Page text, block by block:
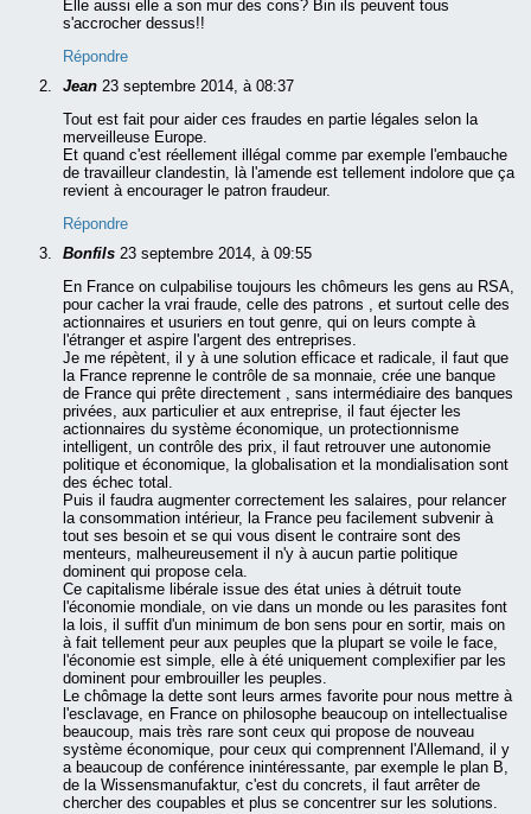
Elle aussi elle a son mur des cons? Bin ils peuvent tous
s'accrocher dessus!!
Répondre
Jean 23 septembre 2014, à 08:37
Tout est fait pour aider ces fraudes en partie légales selon la
merveilleuse Europe.
Et quand c'est réellement illégal comme par exemple l'embauche
de travailleur clandestin, là l'amende est tellement indolore que ça
revient à encourager le patron fraudeur.
Répondre
Bonfils 23 septembre 2014, à 09:55
En France on culpabilise toujours les chômeurs les gens au RSA,
pour cacher la vrai fraude, celle des patrons , et surtout celle des
actionnaires et usuriers en tout genre, qui on leurs compte à
l'étranger et aspire l'argent des entreprises.
Je me répètent, il y à une solution efficace et radicale, il faut que
la France reprenne le contrôle de sa monnaie, crée une banque
de France qui prête directement , sans intermédiaire des banques
privées, aux particulier et aux entreprise, il faut éjecter les
actionnaires du système économique, un protectionnisme
intelligent, un contrôle des prix, il faut retrouver une autonomie
politique et économique, la globalisation et la mondialisation sont
des échec total.
Puis il faudra augmenter correctement les salaires, pour relancer
la consommation intérieur, la France peu facilement subvenir à
tout ses besoin et se qui vous disent le contraire sont des
menteurs, malheureusement il n'y à aucun partie politique
dominent qui propose cela.
Ce capitalisme libérale issue des état unies à détruit toute
l'économie mondiale, on vie dans un monde ou les parasites font
la lois, il suffit d'un minimum de bon sens pour en sortir, mais on
à fait tellement peur aux peuples que la plupart se voile le face,
l'économie est simple, elle à été uniquement complexifier par les
dominent pour embrouiller les peuples.
Le chômage la dette sont leurs armes favorite pour nous mettre à
l'esclavage, en France on philosophe beaucoup on intellectualise
beaucoup, mais très rare sont ceux qui propose de nouveau
système économique, pour ceux qui comprennent l'Allemand, il y
a beaucoup de conférence inintéressante, par exemple le plan B,
de la Wissensmanufaktur, c'est du concrets, il faut arrêter de
chercher des coupables et plus se concentrer sur les solutions.